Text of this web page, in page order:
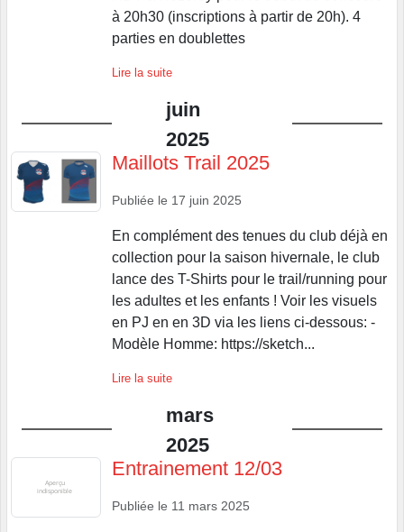
à 20h30 (inscriptions à partir de 20h). 4
parties en doublettes
Lire la suite
juin
2025
Maillots Trail 2025
Publiée le 17 juin 2025
En complément des tenues du club déjà en
collection pour la saison hivernale, le club
lance des T-Shirts pour le trail/running pour
les adultes et les enfants ! Voir les visuels
en PJ en en 3D via les liens ci-dessous: -
Modèle Homme: https://sketch...
Lire la suite
mars
2025
Entrainement 12/03
Publiée le 11 mars 2025